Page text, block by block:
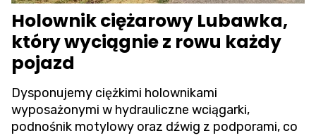
Holownik ciężarowy Lubawka,
który wyciągnie z rowu każdy
pojazd
Dysponujemy ciężkimi holownikami
wyposażonymi w hydrauliczne wciągarki,
podnośnik motylowy oraz dźwig z podporami, co